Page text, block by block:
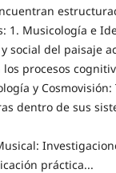
1. Musicología e
social del paisaje
los procesos
y
dentro de sus
práctica...